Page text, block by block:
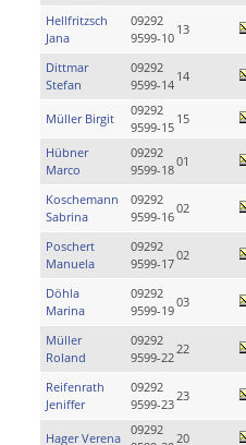
Hellfritzsch
Jana
09292
9599-10
13
Dittmar
Stefan
09292
9599-14
14
Müller Birgit
09292
9599-15
15
Hübner
Marco
09292
9599-18
01
Koschemann
Sabrina
09292
9599-16
02
Poschert
Manuela
09292
9599-17
02
Döhla
Marina
09292
9599-19
03
Müller
Roland
09292
9599-22
22
Reifenrath
Jeniffer
09292
9599-23
23
Hager Verena
09292
20